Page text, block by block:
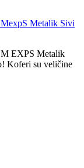
Metalik Sivi
EXPS Metalik
Koferi su veličine